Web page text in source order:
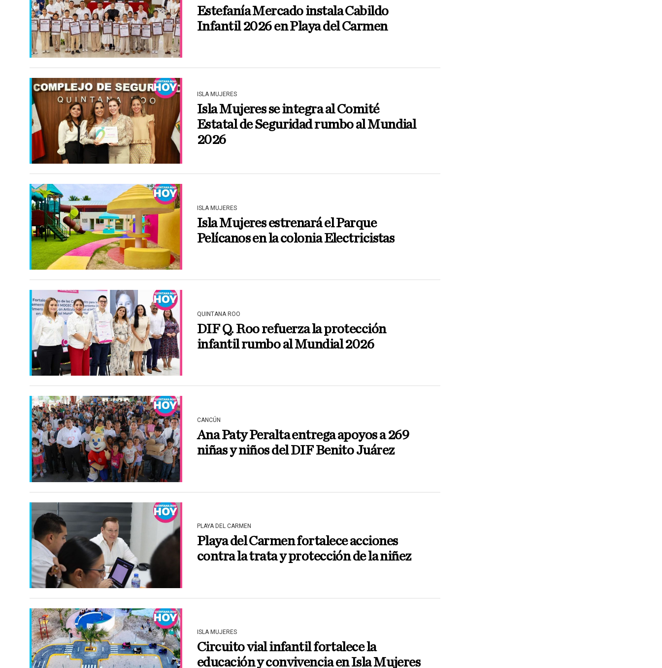
Estefanía Mercado instala Cabildo
Infantil 2026 en Playa del Carmen
ISLA MUJERES
Isla Mujeres se integra al Comité
Estatal de Seguridad rumbo al Mundial
2026
ISLA MUJERES
Isla Mujeres estrenará el Parque
Pelícanos en la colonia Electricistas
QUINTANA ROO
DIF Q. Roo refuerza la protección
infantil rumbo al Mundial 2026
CANCÚN
Ana Paty Peralta entrega apoyos a 269
niñas y niños del DIF Benito Juárez
PLAYA DEL CARMEN
Playa del Carmen fortalece acciones
contra la trata y protección de la niñez
ISLA MUJERES
Circuito vial infantil fortalece la
educación y convivencia en Isla Mujeres